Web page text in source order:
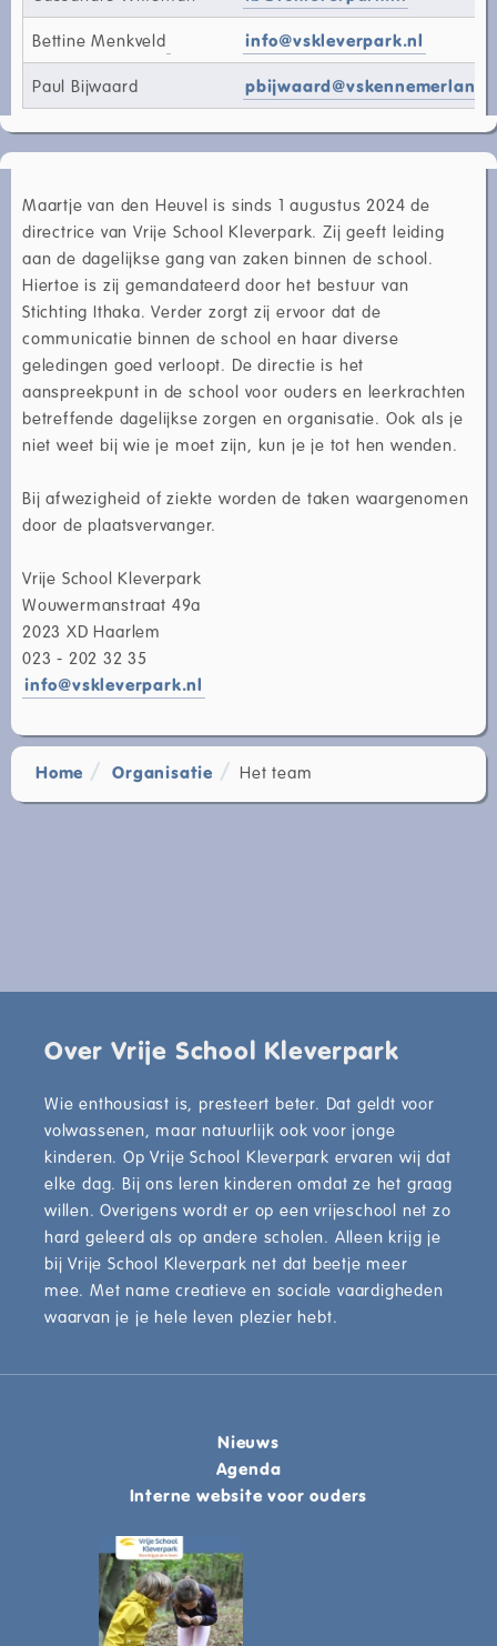
Bettine Menkveld info@vskleverpark.nl
Paul Bijwaard
Maartje van den Heuvel is sinds 1 augustus 2024 de
directrice van Vrije School Kleverpark. Zij geeft leiding
aan de dagelijkse gang van zaken binnen de school.
Hiertoe is zij gemandateerd door het bestuur van
Stichting Ithaka. Verder zorgt zij ervoor dat de
communicatie binnen de school en haar diverse
geledingen goed verloopt. De directie is het
aanspreekpunt in de school voor ouders en leerkrachten
betreffende dagelijkse zorgen en organisatie. Ook als je
niet weet bij wie je moet zijn, kun je je tot hen wenden.
Bij afwezigheid of ziekte worden de taken waargenomen
door de plaatsvervanger.
Vrije School Kleverpark
Wouwermanstraat 49a
2023 XD Haarlem
023 - 202 32 35
info@vskleverpark.nl
Home Organisatie Het team
Over Vrije School Kleverpark
Wie enthousiast is, presteert beter. Dat geldt voor
volwassenen, maar natuurlijk ook voor jonge
kinderen. Op Vrije School Kleverpark ervaren wij dat
elke dag. Bij ons leren kinderen omdat ze het graag
willen. Overigens wordt er op een vrijeschool net zo
hard geleerd als op andere scholen. Alleen krijg je
bij Vrije School Kleverpark net dat beetje meer
mee. Met name creatieve en sociale vaardigheden
waarvan je je hele leven plezier hebt.
Nieuws
Agenda
Interne website voor ouders